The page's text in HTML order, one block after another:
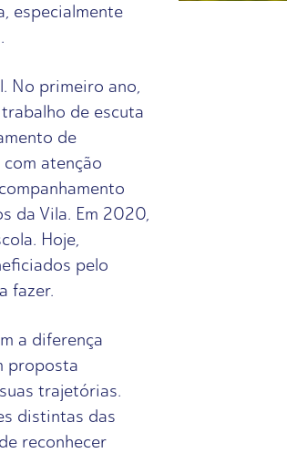
especialmente
No primeiro ano,
de escuta
de
atenção
da Vila. Em 2020,
Hoje,
pelo
fazer.
a diferença
proposta
trajetórias.
distintas das
reconhecer